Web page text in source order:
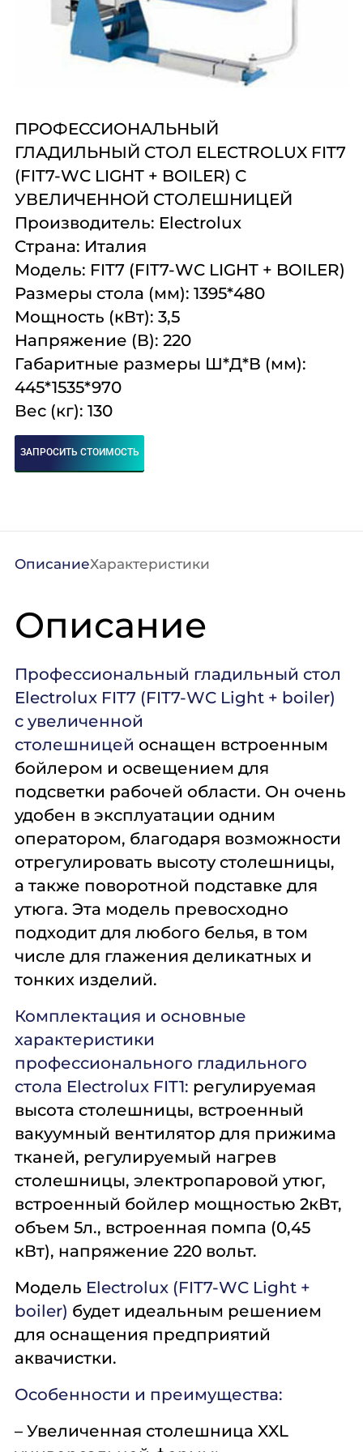
Комплексное
оснащение
Поставка
аксессуаров и
запасных частей
Оборудование
профессиональной
кухни
ПРОФЕССИОНАЛЬНЫЙ
ГЛАДИЛЬНЫЙ СТОЛ ELECTROLUX FIT7
(FIT7-WC LIGHT + BOILER) С
УВЕЛИЧЕННОЙ СТОЛЕШНИЦЕЙ
Производитель: Electrolux
Страна: Италия
Модель: FIT7 (FIT7-WC LIGHT + BOILER)
Размеры стола (мм): 1395*480
Мощность (кВт): 3,5
Напряжение (В): 220
Габаритные размеры Ш*Д*В (мм):
445*1535*970
Вес (кг): 130
ЗАПРОСИТЬ СТОИМОСТЬ
ОписаниеХарактеристики
Описание
Профессиональный гладильный стол
Electrolux FIT7 (FIT7-WC Light + boiler)
с увеличенной
столешницей оснащен встроенным
бойлером и освещением для
подсветки рабочей области. Он очень
удобен в эксплуатации одним
оператором, благодаря возможности
отрегулировать высоту столешницы,
а также поворотной подставке для
утюга. Эта модель превосходно
подходит для любого белья, в том
числе для глажения деликатных и
тонких изделий.
Комплектация и основные
характеристики
профессионального гладильного
стола Electrolux FIT1: регулируемая
высота столешницы, встроенный
вакуумный вентилятор для прижима
тканей, регулируемый нагрев
столешницы, электропаровой утюг,
встроенный бойлер мощностью 2кВт,
объем 5л., встроенная помпа (0,45
кВт), напряжение 220 вольт.
Модель Electrolux (FIT7-WC Light +
boiler) будет идеальным решением
для оснащения предприятий
аквачистки.
Особенности и преимущества:
– Увеличенная столешница XXL